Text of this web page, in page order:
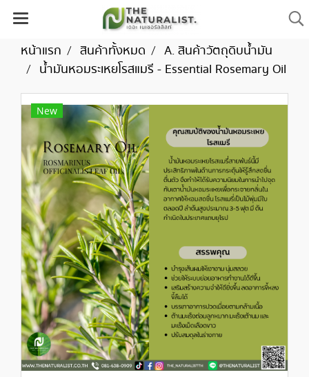
หน้าแรก สินค้าทั้งหมด
A. สินค้าวัตถุดิบน้ำมัน
น้ำมันหอมระเหยโรสแมรี - Essential Rosemary Oil
New